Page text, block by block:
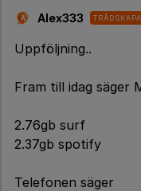
A Alex333
Uppföljning..
Fram till idag säger
2.76gb surf
2.37gb spotify
Telefonen säger